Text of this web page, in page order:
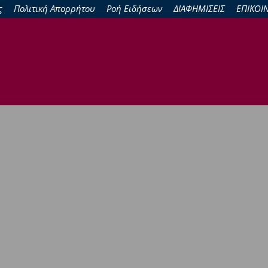
Πολιτική Απορρήτου Ροή Ειδήσεων ΔΙΑΦΗΜΙΣΕΙΣ